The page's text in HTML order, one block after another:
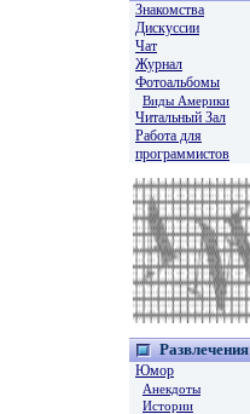
Знакомства
Дискуссии
Чат
Журнал
Фотоальбомы
Виды Америки
Читальный Зал
Работа для
программистов
Развлечения
Юмор
Анекдоты
Истории